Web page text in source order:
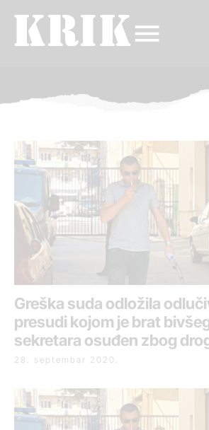
Greška suda odložila
presudi kojom je brat
sekretara osuđen zbog
28. septembar 2020.